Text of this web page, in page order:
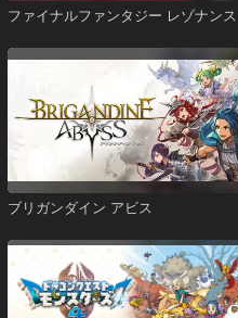
ファイナルファンタジー レゾナンス
ブリガンダイン アビス